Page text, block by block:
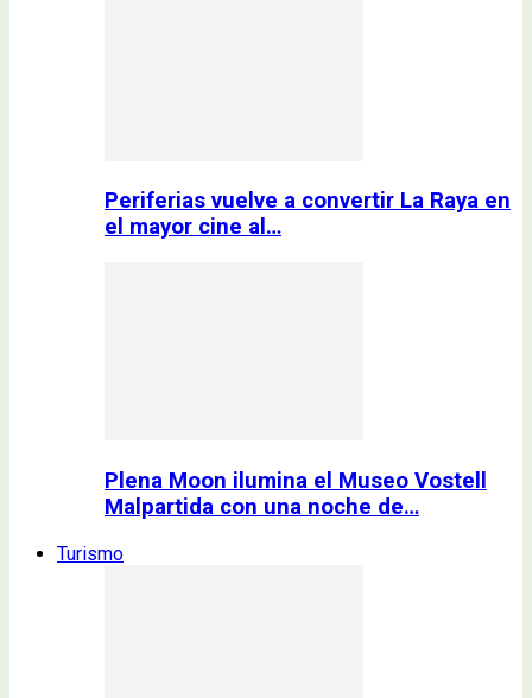
Periferias vuelve a convertir La Raya en
el mayor cine al…
Plena Moon ilumina el Museo Vostell
Malpartida con una noche de…
Turismo